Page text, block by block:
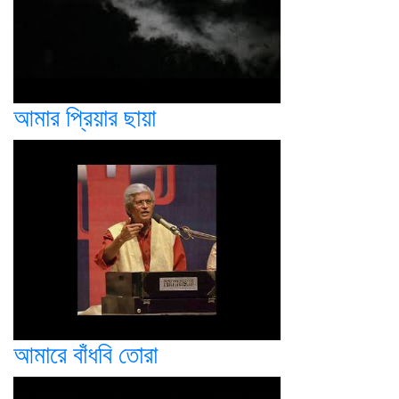
আমার প্রিয়ার ছায়া
আমারে বাঁধবি তোরা